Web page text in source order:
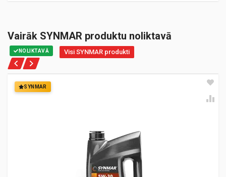
Vairāk SYNMAR produktu noliktavā
NOLIKTAVĀ Visi SYNMAR produkti
SYNMAR